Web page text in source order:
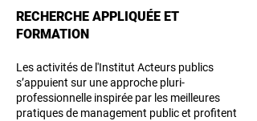
RECHERCHE APPLIQUÉE ET
FORMATION
Les activités de l'Institut Acteurs publics
s’appuient sur une approche pluri-
professionnelle inspirée par les meilleures
pratiques de management public et profitent